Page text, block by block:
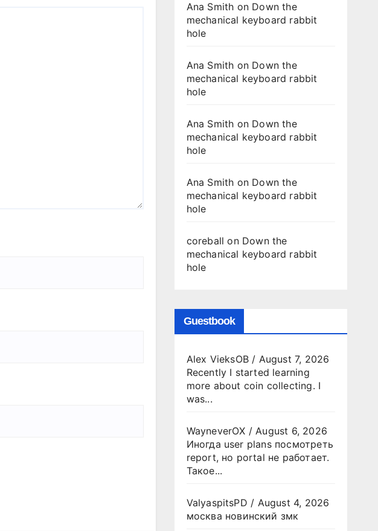
Ana Smith on Down the
mechanical keyboard rabbit
hole
Ana Smith on Down the
mechanical keyboard rabbit
hole
Ana Smith on Down the
mechanical keyboard rabbit
hole
Ana Smith on Down the
mechanical keyboard rabbit
hole
coreball on Down the
mechanical keyboard rabbit
hole
Guestbook
Alex VieksOB/ August 7, 2026
Recently I started learning
more about coin collecting. I
was...
WayneverOX /August 6, 2026
Иногда user plans посмотреть
report, но portal не работает.
Такое...
ValyaspitsPD / August 4, 2026
москва новинский змк